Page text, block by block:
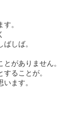
。
しば。
がありません。
ることが。
ます。